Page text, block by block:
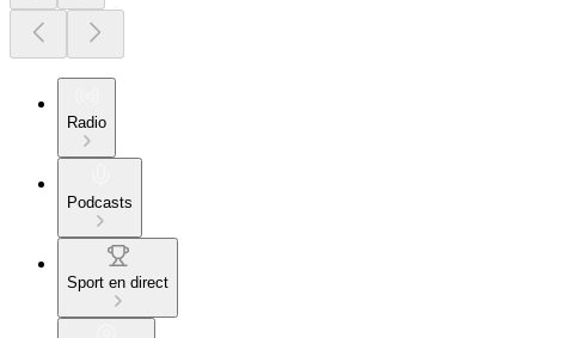
Radio
Podcasts
Sport en direct